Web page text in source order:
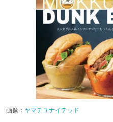
画像： ヤマチユナイテッド